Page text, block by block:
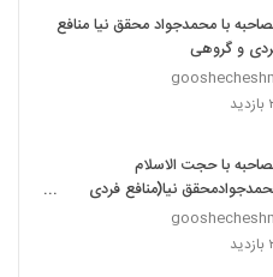
با محمدجواد محقق نیا منافع
و گروهی
با حجت الاسلام
نیا(منافع فردی